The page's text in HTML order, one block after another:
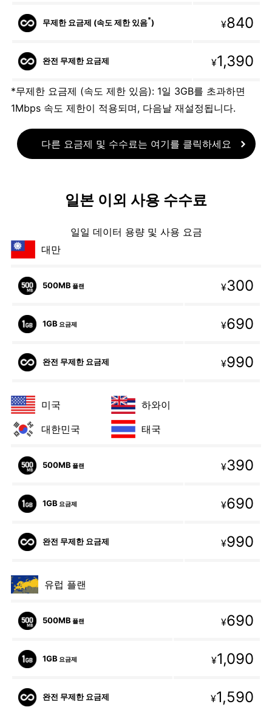
무제한 요금제 (속도 제한 있음*) ¥840
완전 무제한 요금제 ¥1,390
*무제한 요금제 (속도 제한 있음): 1일 3GB를 초과하면
1Mbps 속도 제한이 적용되며, 다음날 재설정됩니다.
다른 요금제 및 수수료는 여기를 클릭하세요
일본 이외 사용 수수료
일일 데이터 용량 및 사용 요금
대만
500MB 플랜 ¥300
1GB 요금제 ¥690
완전 무제한 요금제 ¥990
미국
하와이
대한민국
태국
500MB 플랜 ¥390
1GB 요금제 ¥690
완전 무제한 요금제 ¥990
유럽 플랜
500MB 플랜 ¥690
1GB 요금제 ¥1,090
완전 무제한 요금제 ¥1,590